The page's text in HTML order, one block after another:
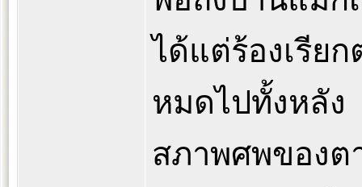
ได้แต่ร้องเรีย
หมดไปทั้งหลัง
สภาพศพของต